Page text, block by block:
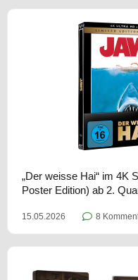
„Der weisse Hai“ im 4K
Poster Edition) ab 2.
15.05.2026 8